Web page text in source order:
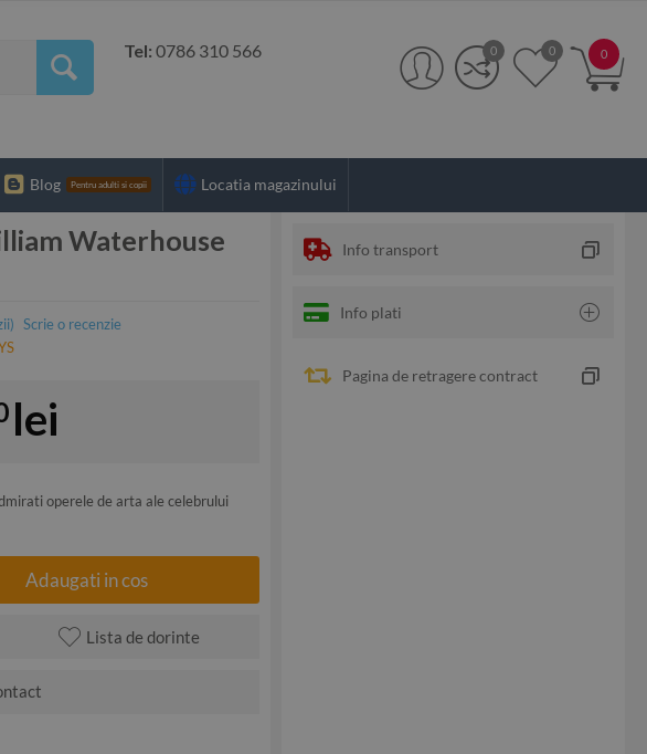
Tel:0786 310 566 0
0 0
Blog Pentru adulti si copii Locatia magazinului
Waterhouse
) Scrie o recenzie
lei
operele de arta ale celebrului
Adaugati in cos
Lista de dorinte
Info transport
Info plati
Pagina de retragere contract